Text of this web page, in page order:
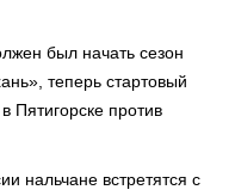
был начать сезон
теперь стартовый
Пятигорске против
нальчане встретятся с